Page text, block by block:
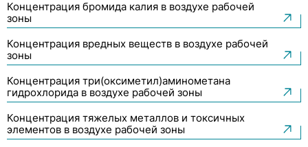
Сервис и ремонт
Контакты
Концентрация бромида калия в воздухе рабочей
зоны
Концентрация вредных веществ в воздухе рабочей
зоны
Концентрация три(оксиметил)аминометана
гидрохлорида в воздухе рабочей зоны
Концентрация тяжелых металлов и токсичных
элементов в воздухе рабочей зоны
Отходы производства и потребления
Почва, ил, донные отложения